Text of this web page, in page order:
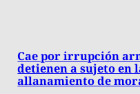
Cae por irrupción
detienen a sujeto en
allanamiento de